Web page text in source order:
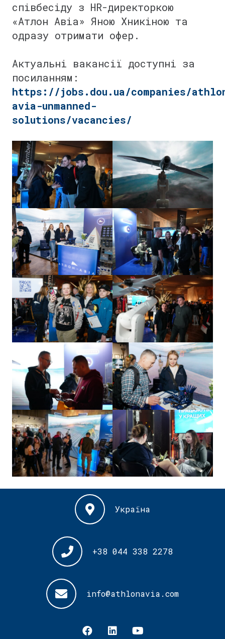
співбесіду з HR-директоркою
«Атлон Авіа» Яною Хникіною та
одразу отримати офер.
Актуальні вакансії доступні за
посиланням:
https://jobs.dou.ua/companies/
avia-unmanned-
solutions/vacancies/
Україна
+38 044 338 2278
info@athlonavia.com